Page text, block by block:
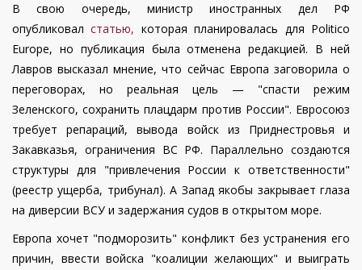
В свою очередь, министр иностранных дел РФ
опубликовалстатью, которая планировалась для Politico
Europe, но публикация была отменена редакцией. В ней
Лавров высказал мнение, что сейчас Европа заговорила о
переговорах, но реальная цель — "спасти режим
Зеленского, сохранить плацдарм против России". Евросоюз
требует репараций, вывода войск из Приднестровья и
Закавказья, ограничения ВС РФ. Параллельно создаются
структуры для "привлечения России к ответственности"
(реестр ущерба, трибунал). А Запад якобы закрывает глаза
на диверсии ВСУ и задержания судов в открытом море.
Европа хочет "подморозить" конфликт без устранения его
причин, ввести войска "коалиции желающих" и выиграть